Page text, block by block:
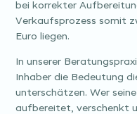
bei korrekter
Verkaufsprozess somit
Euro liegen.
In unserer
Inhaber die Bedeutung
unterschätzen. Wer
aufbereitet, verschenkt